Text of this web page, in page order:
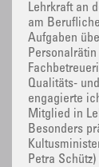
Lehrkraft an
am
Aufgaben
Qualitäts-
engagierte
Mitglied in
Besonders
Petra